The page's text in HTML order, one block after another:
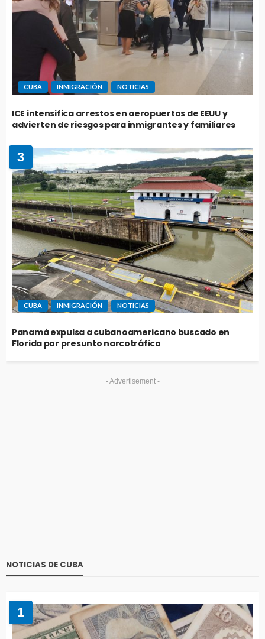
CUBA INMIGRACIÓN NOTICIAS
ICE intensifica arrestos en aeropuertos de EEUU y
advierten de riesgos para inmigrantes y familiares
3
CUBA INMIGRACIÓN NOTICIAS
Panamá expulsa a cubanoamericano buscado en
Florida por presunto narcotráfico
- Advertisement -
NOTICIAS DE CUBA
1